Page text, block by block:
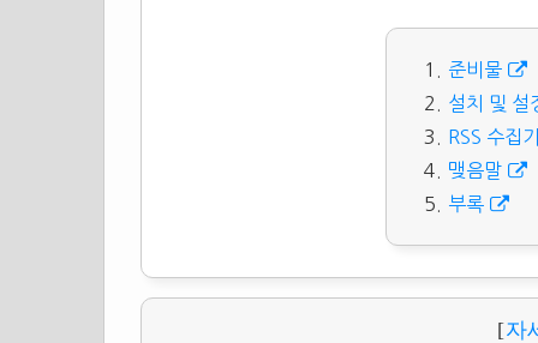
준비물
설치 및 설
RSS 수집
맺음말
부록
[자